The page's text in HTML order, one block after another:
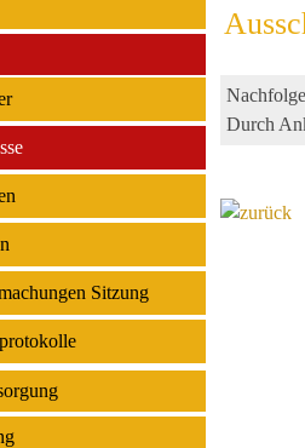
Sitzung
Durch